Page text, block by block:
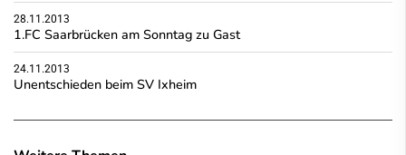
28.11.2013
1.FC Saarbrücken am Sonntag zu Gast
24.11.2013
Unentschieden beim SV Ixheim